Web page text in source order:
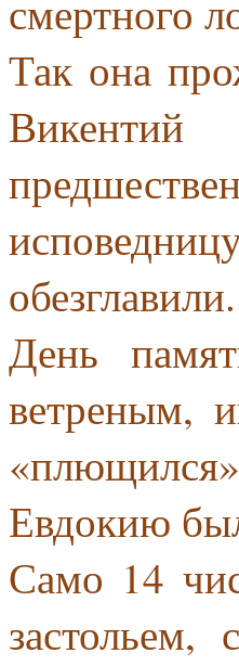
смертного
Так она
обезглавили.
День
ветреным,
Евдокию
Само 14